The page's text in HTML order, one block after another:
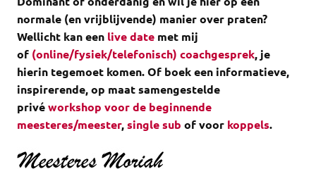
normale (en vrijblijvende) manier over praten?
Wellicht kan een live date met mij
of (online/fysiek/telefonisch) coachgesprek, je
hierin tegemoet komen.Of boek een informatieve,
inspirerende, op maat samengestelde
privéworkshop voor de beginnende
meesteres/meester,single sub of voor koppels.